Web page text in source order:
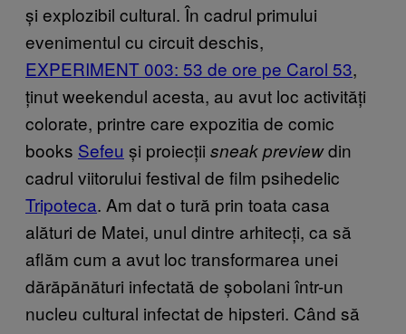
și explozibil cultural. În cadrul primului
evenimentul cu circuit deschis,
EXPERIMENT 003: 53 de ore pe Carol 53,
ținut weekendul acesta, au avut loc activități
colorate, printre care expozitia de comic
books Sefeu și proiecții sneak previewdin
cadrul viitorului festival de film psihedelic
Tripoteca. Am dat o tură prin toata casa
alături de Matei, unul dintre arhitecți, ca să
aflăm cum a avut loc transformarea unei
dărăpănături infectată de șobolani într-un
nucleu cultural infectat de hipsteri. Când să